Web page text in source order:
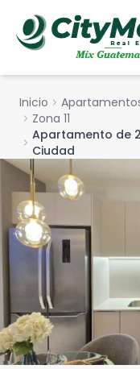
Inicio chevron_right
chevron_right Zona 11
chevron_right Apartamento de
Ciudad